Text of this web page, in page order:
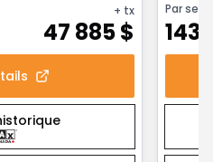
+ tx
47 885$
Par
143